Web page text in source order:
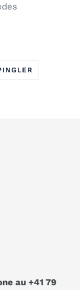
au +41 79